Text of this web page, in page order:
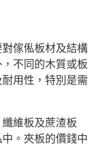
傢俬板材及結構
不同的木質或板
用性，特別是需
維板及蔗渣板
。夾板的價錢中